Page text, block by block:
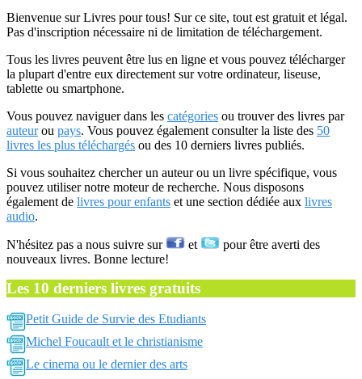
Bienvenue sur Livres pour tous! Sur ce site, tout est gratuit et légal.
Pas d'inscription nécessaire ni de limitation de téléchargement.
Tous les livres peuvent être lus en ligne et vous pouvez télécharger
la plupart d'entre eux directement sur votre ordinateur, liseuse,
tablette ou smartphone.
Vous pouvez naviguer dans les catégories ou trouver des livres par
auteurou pays. Vous pouvez également consulter la liste des 50
livres les plus téléchargés ou des 10 derniers livres publiés.
Si vous souhaitez chercher un auteur ou un livre spécifique, vous
pouvez utiliser notre moteur de recherche. Nous disposons
également de livres pour enfants et une section dédiée aux livres
audio.
N'hésitez pas a nous suivre sur et
pour être averti des
nouveaux livres. Bonne lecture!
Les 10 derniers livres gratuits
Petit Guide de Survie des Etudiants
Michel Foucault et le christianisme
Le cinema ou le dernier des arts